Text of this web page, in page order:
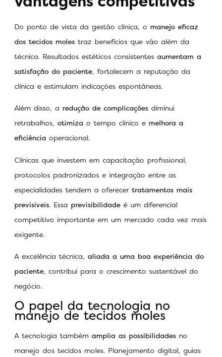
Do ponto de vista da gestão clínica, o manejo eficaz
dos tecidos moles traz benefícios que vão além da
técnica. Resultados estéticos consistentes aumentam a
satisfação do paciente, fortalecem a reputação da
clínica e estimulam indicações espontâneas.
Além disso, a redução de complicações diminui
retrabalhos, otimiza o tempo clínico e melhora a
eficiência operacional.
Clínicas que investem em capacitação profissional,
protocolos padronizados e integração entre as
especialidades tendem a oferecer tratamentos mais
previsíveis. Essa previsibilidade é um diferencial
competitivo importante em um mercado cada vez mais
exigente.
A excelência técnica, aliada a uma boa experiência do
paciente, contribui para o crescimento sustentável do
negócio.
O papel da tecnologia no
manejo de tecidos moles
A tecnologia também amplia as possibilidades no
manejo dos tecidos moles. Planejamento digital, guias